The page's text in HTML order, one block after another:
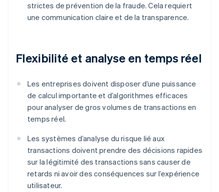
strictes de prévention de la fraude. Cela requiert
une communication claire et de la transparence.
Flexibilité et analyse en temps réel
Les entreprises doivent disposer d’une puissance
de calcul importante et d’algorithmes efficaces
pour analyser de gros volumes de transactions en
temps réel.
Les systèmes d’analyse du risque lié aux
transactions doivent prendre des décisions rapides
sur la légitimité des transactions sans causer de
retards ni avoir des conséquences sur l’expérience
utilisateur.